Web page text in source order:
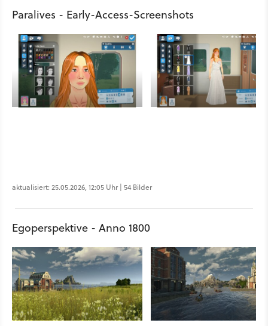
Paralives - Early-Access-Screenshots
aktualisiert: 25.05.2026, 12:05 Uhr | 54 Bilder
Egoperspektive - Anno 1800